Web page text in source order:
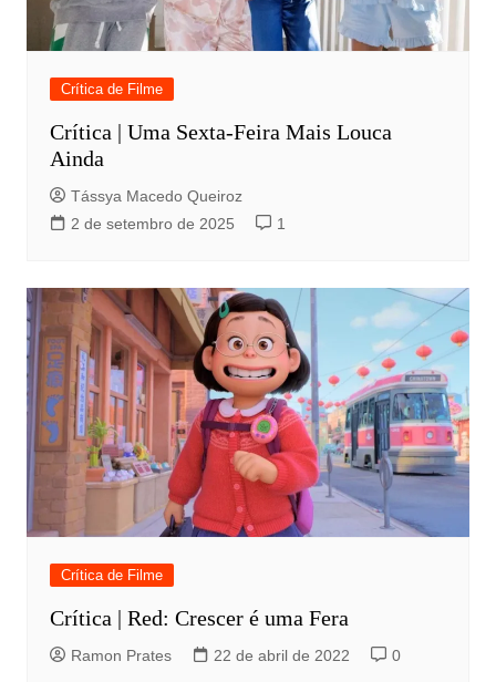
Crítica de Filme
Crítica | Uma Sexta-Feira Mais Louca
Ainda
Tássya Macedo Queiroz
2 de setembro de 2025
1
Crítica de Filme
Crítica | Red: Crescer é uma Fera
Ramon Prates 22 de abril de 2022 0